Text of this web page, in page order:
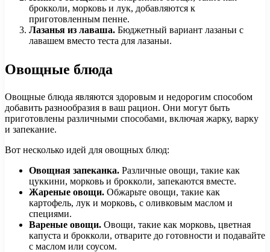
брокколи, морковь и лук, добавляются к
приготовленным пенне.
Лазанья из лаваша. Бюджетный вариант лазаньи с
лавашем вместо теста для лазаньи.
Овощные блюда
Овощные блюда являются здоровым и недорогим способом
добавить разнообразия в ваш рацион. Они могут быть
приготовлены различными способами, включая жарку, варку
и запекание.
Вот несколько идей для овощных блюд:
Овощная запеканка. Различные овощи, такие как
цуккини, морковь и брокколи, запекаются вместе.
Жареные овощи. Обжарьте овощи, такие как
картофель, лук и морковь, с оливковым маслом и
специями.
Вареные овощи. Овощи, такие как морковь, цветная
капуста и брокколи, отварите до готовности и подавайте
с маслом или соусом.